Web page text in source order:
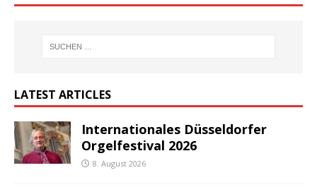
LATEST ARTICLES
Internationales Düsseldorfer
Orgelfestival 2026
8. August 2026